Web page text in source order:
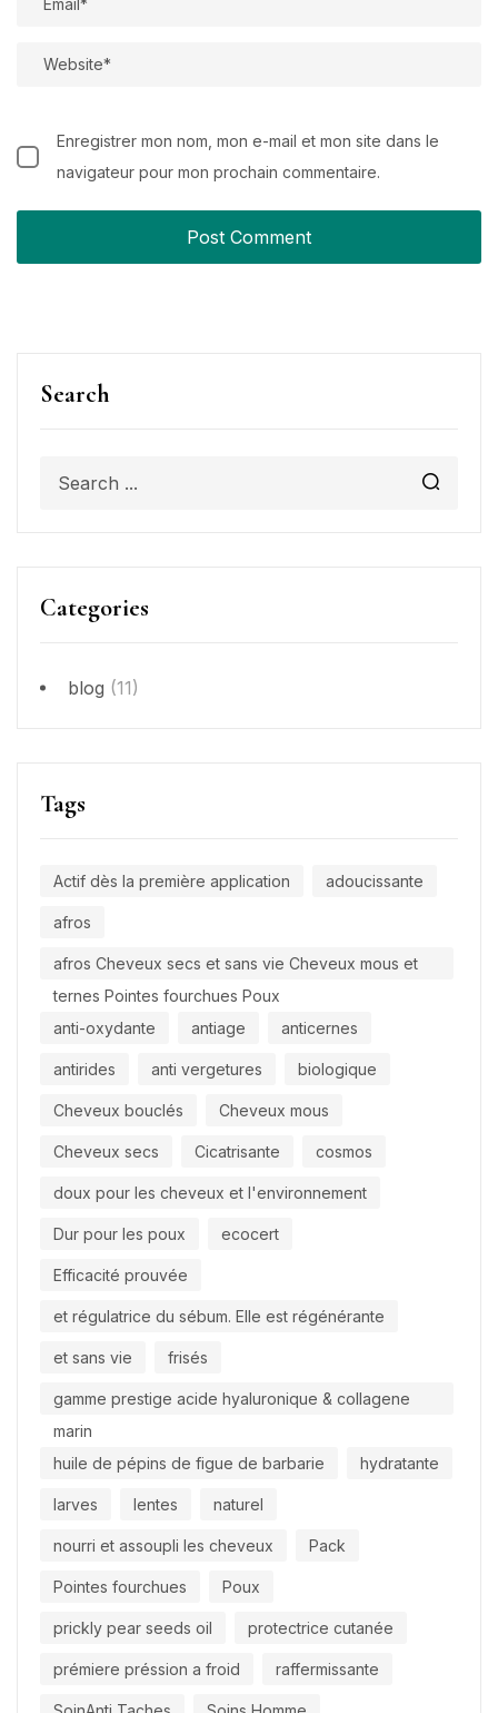
Search
Categories
blog (11)
Tags
Actif dès la première application adoucissante
afros
afros Cheveux secs et sans vie Cheveux mous et
ternes Pointes fourchues Poux
anti-oxydante
antiage anticernes
antirides anti vergetures biologique
Cheveux bouclés Cheveux mous
Cheveux secs Cicatrisante cosmos
doux pour les cheveux et l'environnement
Dur pour les poux ecocert
Efficacité prouvée
et régulatrice du sébum. Elle est régénérante
et sans vie frisés
gamme prestige acide hyaluronique & collagene
marin
huile de pépins de figue de barbarie
hydratante
larves lentes naturel
nourri et assoupli les cheveux Pack
Pointes fourchues Poux
prickly pear seeds oil protectrice cutanée
prémiere préssion a froid raffermissante
Enregistrer mon nom, mon e-mail et mon site dans le
navigateur pour mon prochain commentaire.